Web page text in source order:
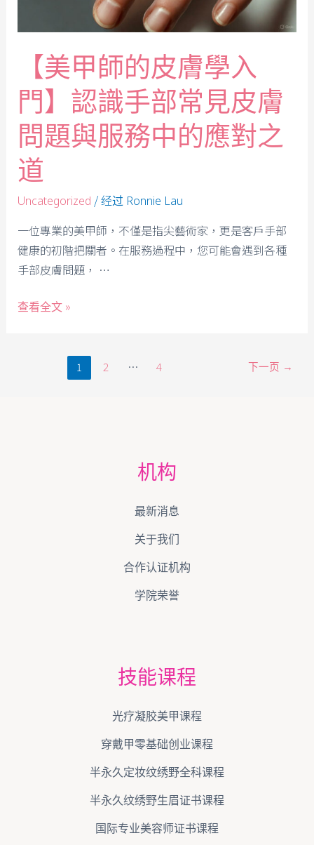
【美甲師的皮膚學入
門】認識手部常見皮膚
問題與服務中的應對之
道
Uncategorized / 经过 Ronnie Lau
一位專業的美甲師，不僅是指尖藝術家，更是客戶手部
健康的初階把關者。在服務過程中，您可能會遇到各種
手部皮膚問題， …
查看全文 »
1 2 … 4 下一页 →
机构
最新消息
关于我们
合作认证机构
学院荣誉
技能课程
光疗凝胶美甲课程
穿戴甲零基础创业课程
半永久定妆纹绣野全科课程
半永久纹绣野生眉证书课程
国际专业美容师证书课程